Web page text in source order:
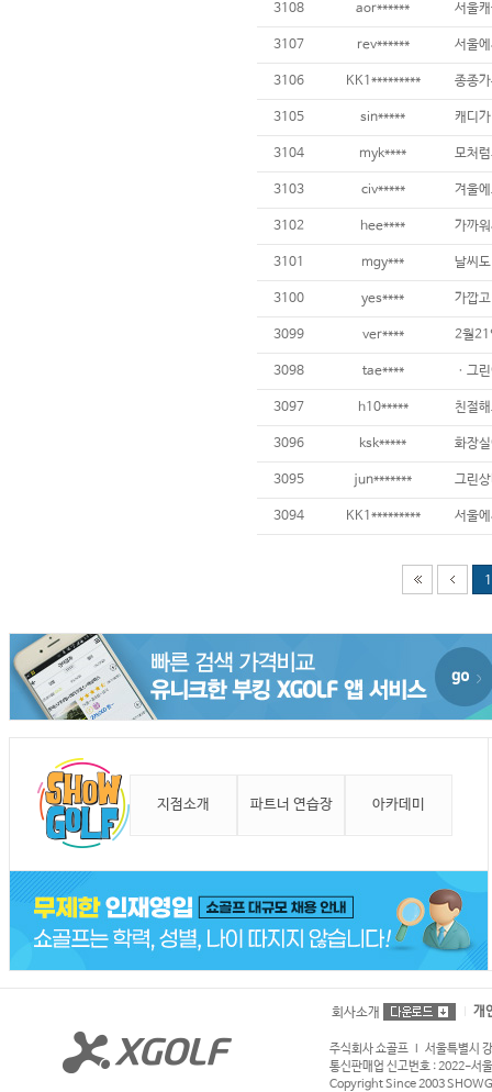
3108 aor******
3107 rev******
3106 KK1*********
3105 sin*****
3104 myk****
3103 civ*****
3102 hee**** 가까
3101 mgy*** 날씨
3100 yes**** 가깝
3099 ver****
3098 tae****
3097 h10***** 친절
3096 ksk*****
3095 jun*******
3094 KK1*********
1
지점소개 파트너 연습장 아카데미
회사소개 개
주식회사 쇼골프 l 서울특별시
통신판매업 신고번호 : 2022-
Copyright Since 2003